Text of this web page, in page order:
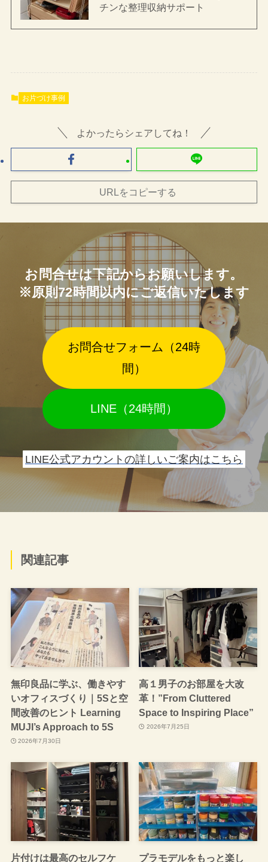
チンな整理収納サポート
お片づけ事例
よかったらシェアしてね！
URLをコピーする
お問合せは下記からお願いします。
※原則72時間以内にご返信いたします
お問合せフォーム（24時
間）
LINE（24時間）
LINE公式アカウントの詳しいご案内はこちら
関連記事
無印良品に学ぶ、働きやす
いオフィスづくり｜5Sと空
間改善のヒント Learning
MUJI’s Approach to 5S
2026年7月30日
高１男子のお部屋を大改
革！”From Cluttered
Space to Inspiring Place”
2026年7月25日
片付けは最高のセルフケ プラモデルをもっと楽し